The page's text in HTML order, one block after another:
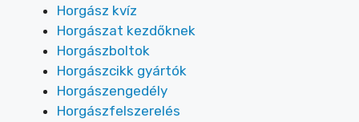
Horgász kvíz
Horgászat kezdőknek
Horgászboltok
Horgászcikk gyártók
Horgászengedély
Horgászfelszerelés